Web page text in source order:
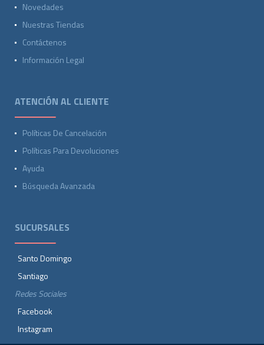
Novedades
Nuestras Tiendas
Contáctenos
Información Legal
ATENCIÓN AL CLIENTE
Políticas De Cancelación
Políticas Para Devoluciones
Ayuda
Búsqueda Avanzada
SUCURSALES
Santo Domingo
Santiago
Redes Sociales
Facebook
Instagram